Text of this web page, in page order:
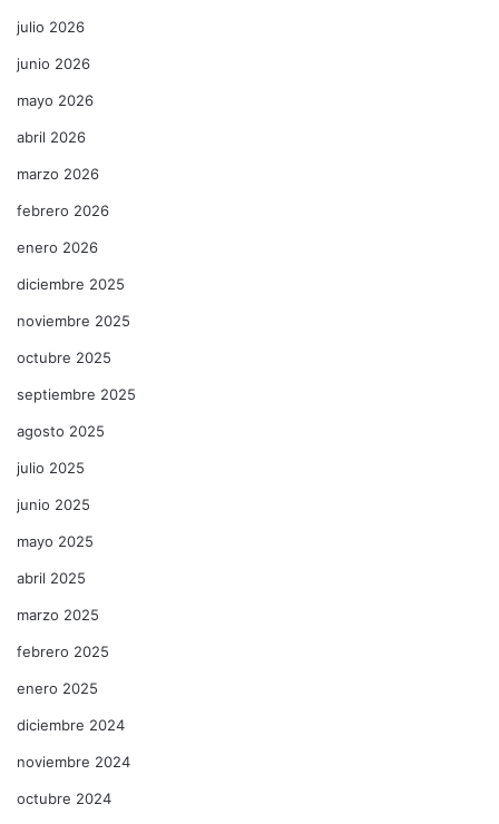
julio 2026
junio 2026
mayo 2026
abril 2026
marzo 2026
febrero 2026
enero 2026
diciembre 2025
noviembre 2025
octubre 2025
septiembre 2025
agosto 2025
julio 2025
junio 2025
mayo 2025
abril 2025
marzo 2025
febrero 2025
enero 2025
diciembre 2024
noviembre 2024
octubre 2024